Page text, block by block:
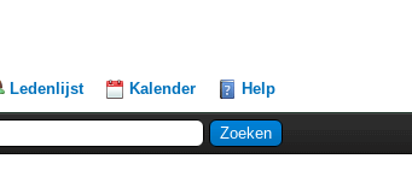
Ledenlijst Kalender Help